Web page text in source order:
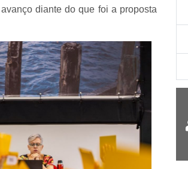
diante do que foi a proposta